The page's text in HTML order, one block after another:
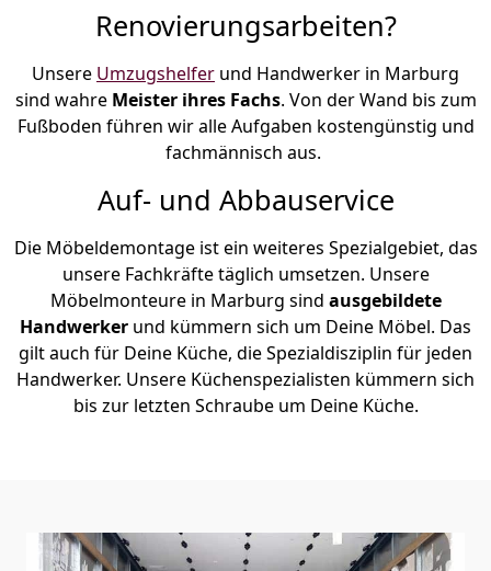
Renovierungsarbeiten?
Unsere Umzugshelfer und Handwerker in Marburg
sind wahre Meister ihres Fachs. Von der Wand bis zum
Fußboden führen wir alle Aufgaben kostengünstig und
fachmännisch aus.
Auf- und Abbauservice
Die Möbeldemontage ist ein weiteres Spezialgebiet, das
unsere Fachkräfte täglich umsetzen. Unsere
Möbelmonteure in Marburg sind ausgebildete
Handwerker und kümmern sich um Deine Möbel. Das
gilt auch für Deine Küche, die Spezialdisziplin für jeden
Handwerker. Unsere Küchenspezialisten kümmern sich
bis zur letzten Schraube um Deine Küche.